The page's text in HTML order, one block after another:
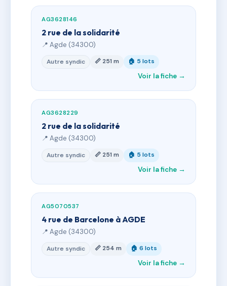
AG3628146
2 rue de la solidarité
📍 Agde (34300)
Autre syndic 📏 251 m 🏠 5 lots
Voir la fiche →
AG3628229
2 rue de la solidarité
📍 Agde (34300)
Autre syndic 📏 251 m 🏠 5 lots
Voir la fiche →
AG5070537
4 rue de Barcelone à AGDE
📍 Agde (34300)
Autre syndic 📏 254 m 🏠 6 lots
Voir la fiche →